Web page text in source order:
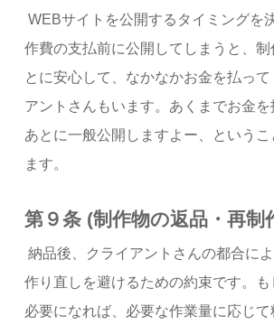
WEBサイトを公開するタイミングを
作費の支払前に公開してしまうと、制
とに安心して、なかなかお金を払って
アントさんもいます。あくまでお金
あとに一般公開しますよー、という
ます。
第９条 (制作物の返品・再制
納品後、クライアントさんの都合に
作り直しを避けるための約束です。
必要になれば、必要な作業量に応じ